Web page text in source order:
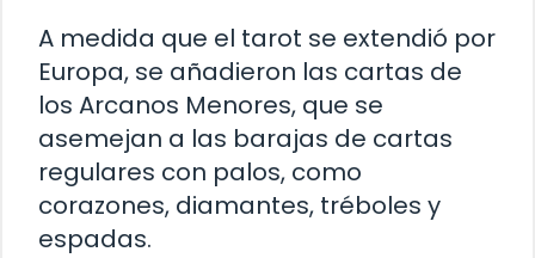
A medida que el tarot se extendió por
Europa, se añadieron las cartas de
los Arcanos Menores, que se
asemejan a las barajas de cartas
regulares con palos, como
corazones, diamantes, tréboles y
espadas.